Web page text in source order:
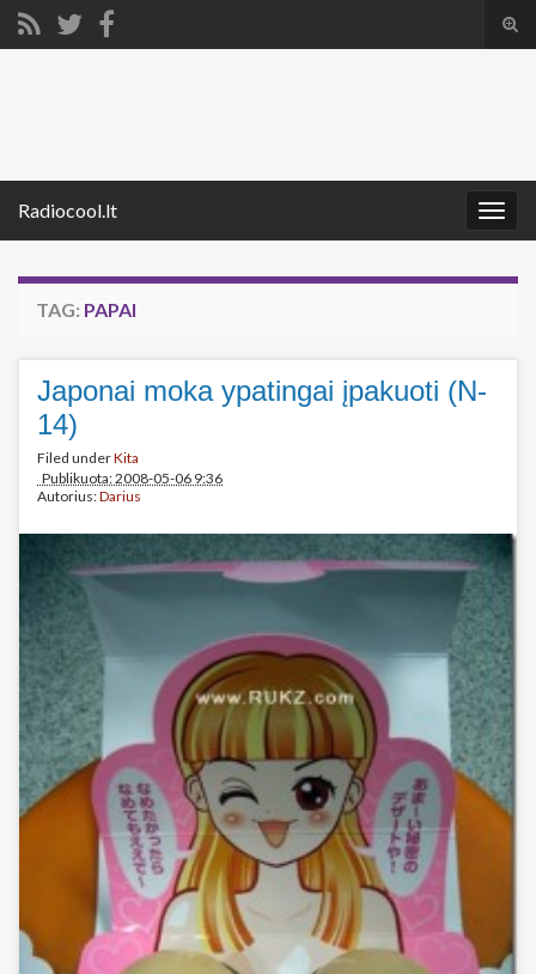
Radiocool.lt
TAG: PAPAI
Japonai moka ypatingai įpakuoti (N-
14)
Filed underKita
Publikuota: 2008-05-06 9:36
Autorius:Darius